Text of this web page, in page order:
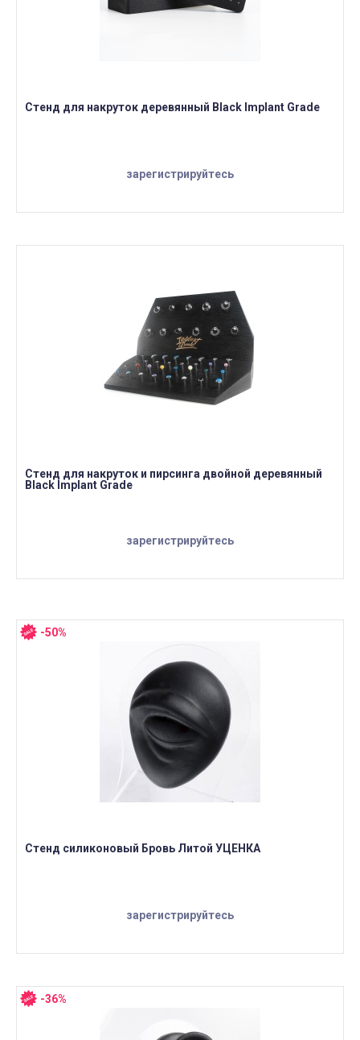
Стенд для накруток деревянный Black Implant Grade
зарегистрируйтесь
Стенд для накруток и пирсинга двойной деревянный
Black Implant Grade
зарегистрируйтесь
Стенд силиконовый Бровь Литой УЦЕНКА
зарегистрируйтесь
-50%
-36%